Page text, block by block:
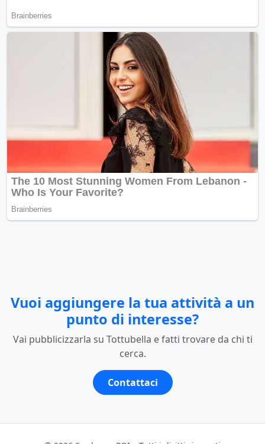
Vuoi aggiungere la tua attività a un
punto di interesse?
Vai pubblicizzarla su Tottubella e fatti trovare da chi ti
cerca.
Contattaci